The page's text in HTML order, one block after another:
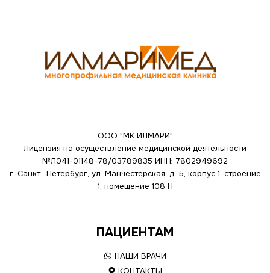
ООО "МК ИЛМАРИ"
Лицензия на осуществление медицинской деятельности
№Л041-01148-78/03789835 ИНН: 7802949692
г. Санкт- Петербург, ул. Манчестерская, д. 5, корпус 1, строение
1, помещение 108 Н
ПАЦИЕНТАМ
НАШИ ВРАЧИ
КОНТАКТЫ